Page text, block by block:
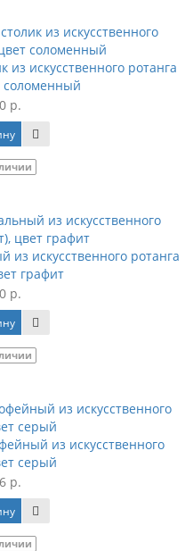
искусственного ротанга
соломенный
р.
искусственного ротанга
графит
р.
из искусственного
серый
р.